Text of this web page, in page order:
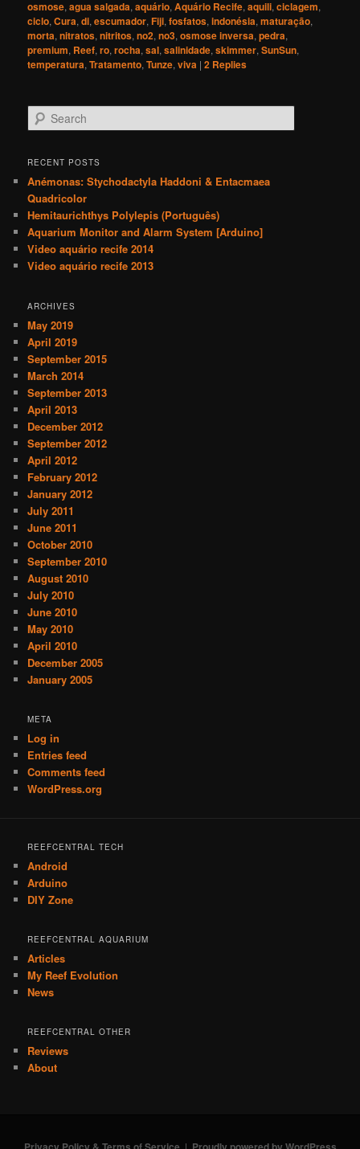
osmose,agua salgada,aquário,Aquário Recife,aquili,ciclagem,
ciclo,Cura,di,escumador,Fiji,fosfatos,indonésia,maturação,
morta,nitratos,nitritos,no2,no3,osmose inversa,pedra,
premium, Reef,ro,rocha,sal,salinidade,skimmer,SunSun,
temperatura,Tratamento,Tunze,viva |2 Replies
e
r
h
RECENT POSTS
Anémonas: Stychodactyla Haddoni & Entacmaea
Quadricolor
Hemitaurichthys Polylepis (Português)
Aquarium Monitor and Alarm System [Arduino]
Video aquário recife 2014
Video aquário recife 2013
ARCHIVES
May 2019
April 2019
September 2015
March 2014
September 2013
April 2013
December 2012
September 2012
April 2012
February 2012
January 2012
July 2011
June 2011
October 2010
September 2010
August 2010
July 2010
June 2010
May 2010
April 2010
December 2005
January 2005
META
Log in
Entries feed
Comments feed
WordPress.org
REEFCENTRAL TECH
Android
Arduino
DIY Zone
REEFCENTRAL AQUARIUM
Articles
My Reef Evolution
News
REEFCENTRAL OTHER
Reviews
About